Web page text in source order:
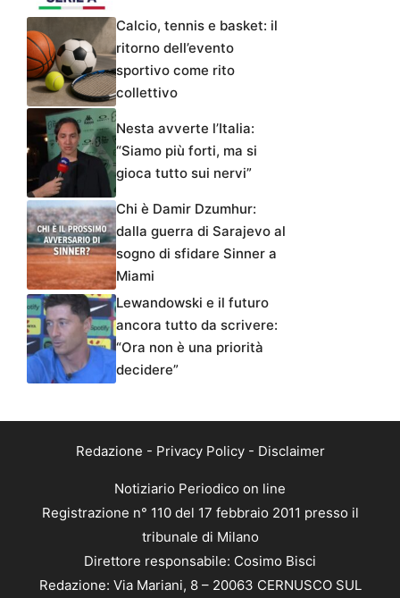
Calcio, tennis e basket: il
ritorno dell’evento
sportivo come rito
collettivo
Nesta avverte l’Italia:
“Siamo più forti, ma si
gioca tutto sui nervi”
Chi è Damir Dzumhur:
dalla guerra di Sarajevo al
sogno di sfidare Sinner a
Miami
Lewandowski e il futuro
ancora tutto da scrivere:
“Ora non è una priorità
decidere”
Redazione - Privacy Policy- Disclaimer
Notiziario Periodico on line
Registrazione n° 110 del 17 febbraio 2011 presso il
tribunale di Milano
Direttore responsabile: Cosimo Bisci
Redazione: Via Mariani, 8 – 20063 CERNUSCO SUL